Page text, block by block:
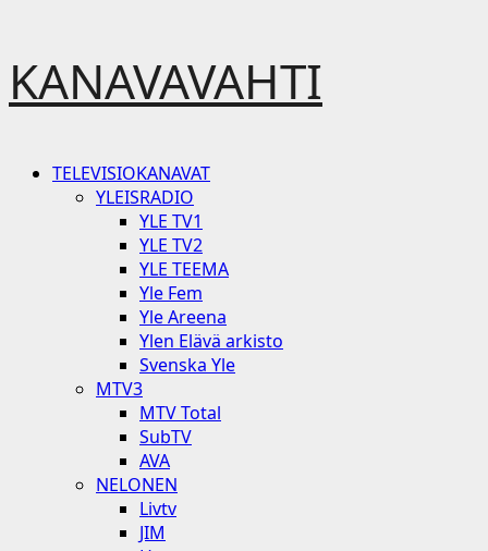
to
content
KANAVAVAHTI
PrimaryTELEVISIOKANAVAT
YLEISRADIO
YLE TV1
YLE TV2
YLE TEEMA
Yle Fem
Yle Areena
Ylen Elävä arkisto
Svenska Yle
MTV3
MTV Total
SubTV
AVA
NELONEN
Livtv
JIM